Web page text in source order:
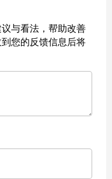
与看法，帮助改善
您的反馈信息后将